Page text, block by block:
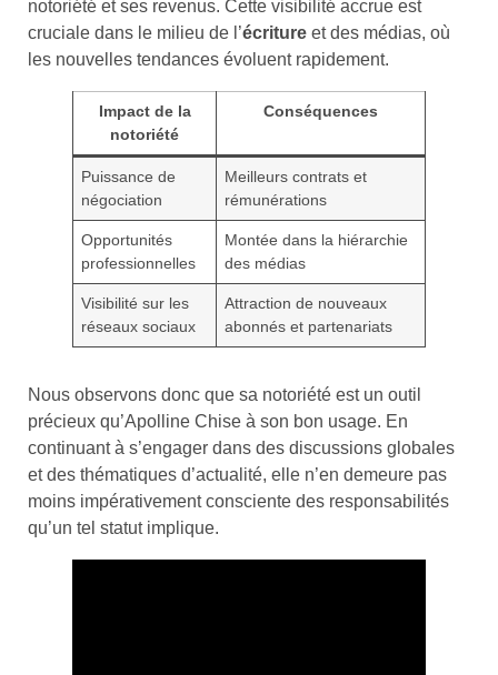
notoriété et ses revenus. Cette visibilité accrue est
cruciale dans le milieu de l’écriture et des médias, où
les nouvelles tendances évoluent rapidement.
Impact de la
notoriété
Conséquences
Puissance de
négociation
Meilleurs contrats et
rémunérations
Opportunités
professionnelles
Montée dans la hiérarchie
des médias
Visibilité sur les
réseaux sociaux
Attraction de nouveaux
abonnés et partenariats
Nous observons donc que sa notoriété est un outil
précieux qu’Apolline Chise à son bon usage. En
continuant à s’engager dans des discussions globales
et des thématiques d’actualité, elle n’en demeure pas
moins impérativement consciente des responsabilités
qu’un tel statut implique.